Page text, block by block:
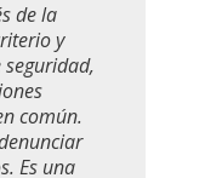
de la
y
común.
Es una